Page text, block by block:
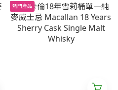
熱門產品